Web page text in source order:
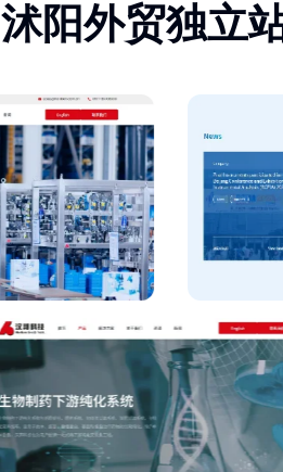
沭阳外贸独立